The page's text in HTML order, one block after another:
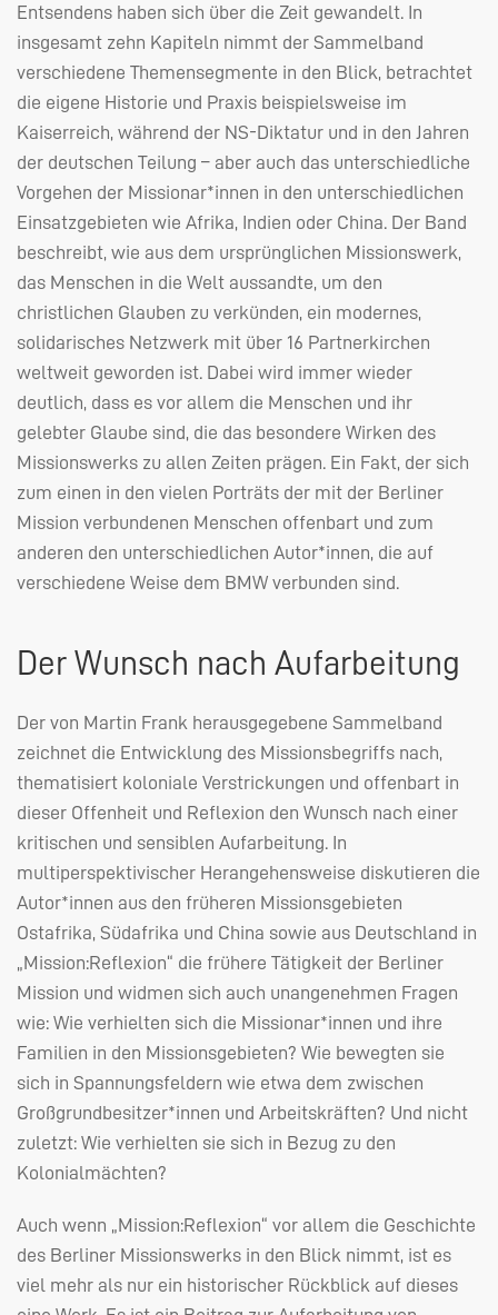
Entsendens haben sich über die Zeit gewandelt. In
insgesamt zehn Kapiteln nimmt der Sammelband
verschiedene Themensegmente in den Blick, betrachtet
die eigene Historie und Praxis beispielsweise im
Kaiserreich, während der NS-Diktatur und in den Jahren
der deutschen Teilung – aber auch das unterschiedliche
Vorgehen der Missionar*innen in den unterschiedlichen
Einsatzgebieten wie Afrika, Indien oder China. Der Band
beschreibt, wie aus dem ursprünglichen Missionswerk,
das Menschen in die Welt aussandte, um den
christlichen Glauben zu verkünden, ein modernes,
solidarisches Netzwerk mit über 16 Partnerkirchen
weltweit geworden ist. Dabei wird immer wieder
deutlich, dass es vor allem die Menschen und ihr
gelebter Glaube sind, die das besondere Wirken des
Missionswerks zu allen Zeiten prägen. Ein Fakt, der sich
zum einen in den vielen Porträts der mit der Berliner
Mission verbundenen Menschen offenbart und zum
anderen den unterschiedlichen Autor*innen, die auf
verschiedene Weise dem BMW verbunden sind.
Der Wunsch nach Aufarbeitung
Der von Martin Frank herausgegebene Sammelband
zeichnet die Entwicklung des Missionsbegriffs nach,
thematisiert koloniale Verstrickungen und offenbart in
dieser Offenheit und Reflexion den Wunsch nach einer
kritischen und sensiblen Aufarbeitung. In
multiperspektivischer Herangehensweise diskutieren die
Autor*innen aus den früheren Missionsgebieten
Ostafrika, Südafrika und China sowie aus Deutschland in
„Mission:Reflexion“ die frühere Tätigkeit der Berliner
Mission und widmen sich auch unangenehmen Fragen
wie: Wie verhielten sich die Missionar*innen und ihre
Familien in den Missionsgebieten? Wie bewegten sie
sich in Spannungsfeldern wie etwa dem zwischen
Großgrundbesitzer*innen und Arbeitskräften? Und nicht
zuletzt: Wie verhielten sie sich in Bezug zu den
Kolonialmächten?
Auch wenn „Mission:Reflexion“ vor allem die Geschichte
des Berliner Missionswerks in den Blick nimmt, ist es
viel mehr als nur ein historischer Rückblick auf dieses